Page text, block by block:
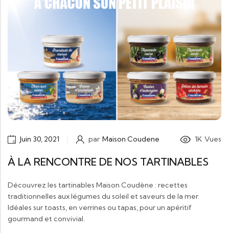
Juin 30, 2021 par Maison Coudene 1K Vues
À LA RENCONTRE DE NOS TARTINABLES
Découvrez les tartinables Maison Coudène : recettes
traditionnelles aux légumes du soleil et saveurs de la mer.
Idéales sur toasts, en verrines ou tapas, pour un apéritif
gourmand et convivial.